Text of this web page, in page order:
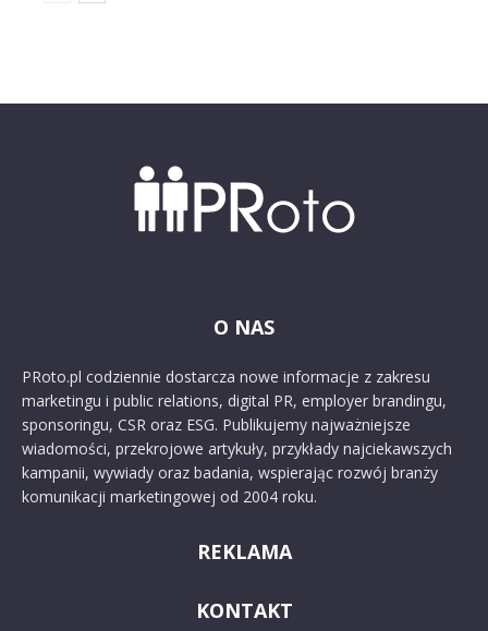
O NAS
PRoto.pl codziennie dostarcza nowe informacje z zakresu
marketingu i public relations, digital PR, employer brandingu,
sponsoringu, CSR oraz ESG. Publikujemy najważniejsze
wiadomości, przekrojowe artykuły, przykłady najciekawszych
kampanii, wywiady oraz badania, wspierając rozwój branży
komunikacji marketingowej od 2004 roku.
REKLAMA
KONTAKT